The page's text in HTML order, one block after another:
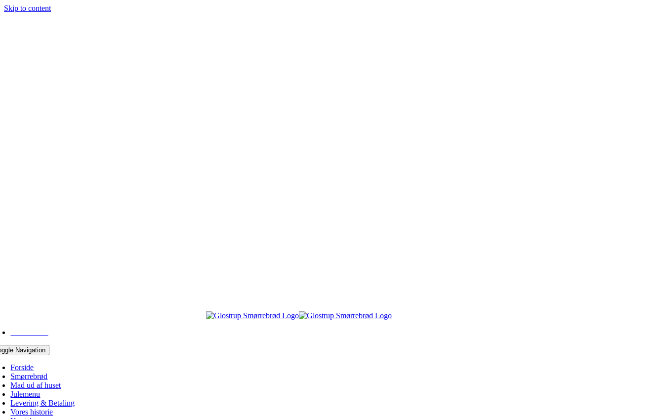
Skip to content
Navigation
Forside
Smørrebrød
Mad ud af huset
Julemenu
Levering & Betaling
Vores historie